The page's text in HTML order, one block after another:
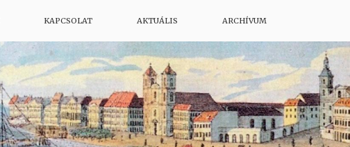
KAPCSOLAT AKTUÁLIS ARCHÍVUM